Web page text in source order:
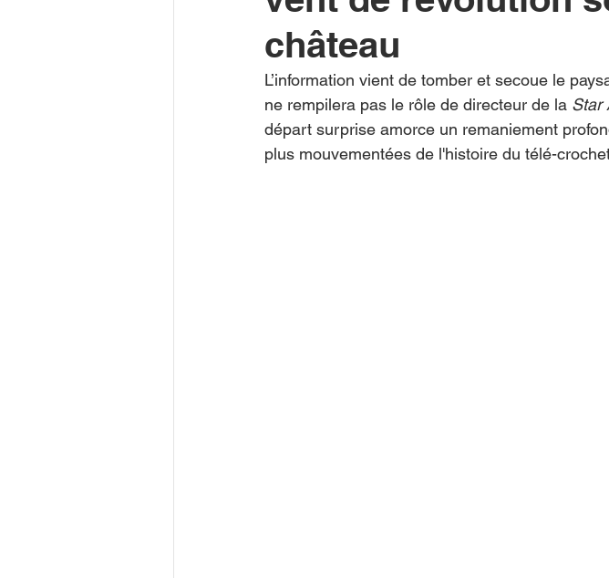
château
L’information vient de tomber et secoue le
ne rempilera pas le rôle de directeur de la Star
départ surprise amorce un remaniement
plus mouvementées de l'histoire du télé-